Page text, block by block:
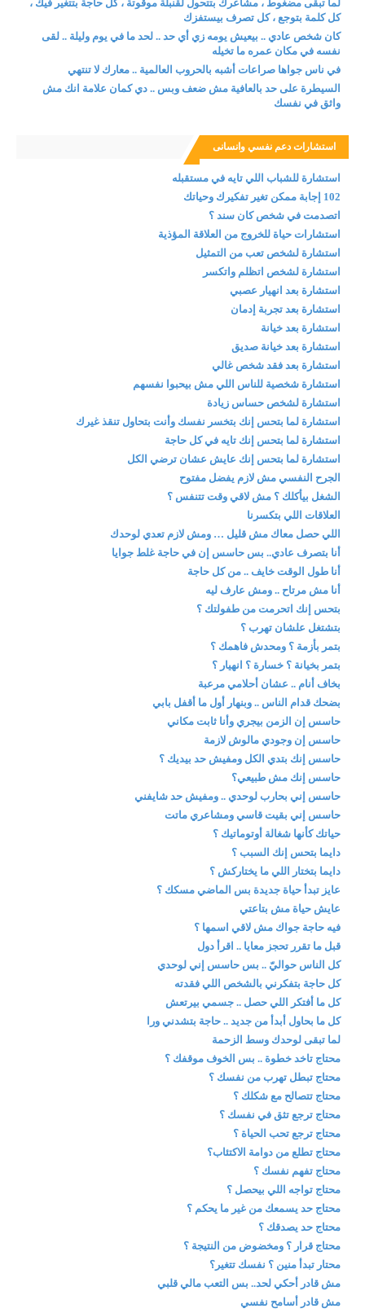
لما تبقى مضغوط ، مشاعرك بتتحول لقنبلة موقوتة ، كل حاجة بتتغير فيك ،
كل كلمة بتوجع ، كل تصرف بيستفزك
كان شخص عادي .. بيعيش يومه زي أي حد .. لحد ما في يوم وليلة .. لقى
نفسه في مكان عمره ما تخيله
في ناس جواها صراعات أشبه بالحروب العالمية .. معارك لا تنتهي
السيطرة على حد بالعافية مش ضعف وبس .. دي كمان علامة انك مش
واثق في نفسك
استشارات دعم نفسي وانسانى
استشارة للشباب اللي تايه في مستقبله
102 إجابة ممكن تغير تفكيرك وحياتك
اتصدمت في شخص كان سند ؟
استشارات حياة للخروج من العلاقة المؤذية
استشارة لشخص تعب من التمثيل
استشارة لشخص اتظلم واتكسر
استشارة بعد انهيار عصبي
استشارة بعد تجربة إدمان
استشارة بعد خيانة
استشارة بعد خيانة صديق
استشارة بعد فقد شخص غالي
استشارة شخصية للناس اللي مش بيحبوا نفسهم
استشارة لشخص حساس زيادة
استشارة لما بتحس إنك بتخسر نفسك وأنت بتحاول تنقذ غيرك
استشارة لما بتحس إنك تايه في كل حاجة
استشارة لما بتحس إنك عايش عشان ترضي الكل
الجرح النفسي مش لازم يفضل مفتوح
الشغل بيأكلك ؟ مش لاقي وقت تتنفس ؟
العلاقات اللي بتكسرنا
اللي حصل معاك مش قليل … ومش لازم تعدي لوحدك
أنا بتصرف عادي.. بس حاسس إن في حاجة غلط جوايا
أنا طول الوقت خايف .. من كل حاجة
أنا مش مرتاح .. ومش عارف ليه
بتحس إنك اتحرمت من طفولتك ؟
بتشتغل علشان تهرب ؟
بتمر بأزمة ؟ ومحدش فاهمك ؟
بتمر بخيانة ؟ خسارة ؟ انهيار ؟
بخاف أنام .. عشان أحلامي مرعبة
بضحك قدام الناس .. وبنهار أول ما أقفل بابي
حاسس إن الزمن بيجري وأنا ثابت مكاني
حاسس إن وجودي مالوش لازمة
حاسس إنك بتدي الكل ومفيش حد بيديك ؟
حاسس إنك مش طبيعي؟
حاسس إني بحارب لوحدي .. ومفيش حد شايفني
حاسس إني بقيت قاسي ومشاعري ماتت
حياتك كأنها شغالة أوتوماتيك ؟
دايما بتحس إنك السبب ؟
دايما بتختار اللي ما يختاركش ؟
عايز تبدأ حياة جديدة بس الماضي مسكك ؟
عايش حياة مش بتاعتي
فيه حاجة جواك مش لاقي اسمها ؟
قبل ما تقرر تحجز معايا .. اقرأ دول
كل الناس حواليّ .. بس حاسس إني لوحدي
كل حاجة بتفكرني بالشخص اللي فقدته
كل ما أفتكر اللي حصل .. جسمي بيرتعش
كل ما بحاول أبدأ من جديد .. حاجة بتشدني ورا
لما تبقى لوحدك وسط الزحمة
محتاج تاخد خطوة .. بس الخوف موقفك ؟
محتاج تبطل تهرب من نفسك ؟
محتاج تتصالح مع شكلك ؟
محتاج ترجع تثق في نفسك ؟
محتاج ترجع تحب الحياة ؟
محتاج تطلع من دوامة الاكتئاب؟
محتاج تفهم نفسك ؟
محتاج تواجه اللي بيحصل ؟
محتاج حد يسمعك من غير ما يحكم ؟
محتاج حد يصدقك ؟
محتاج قرار ؟ ومخضوض من النتيجة ؟
محتار تبدأ منين ؟ نفسك تتغير؟
مش قادر أحكي لحد.. بس التعب مالي قلبي
مش قادر أسامح نفسي